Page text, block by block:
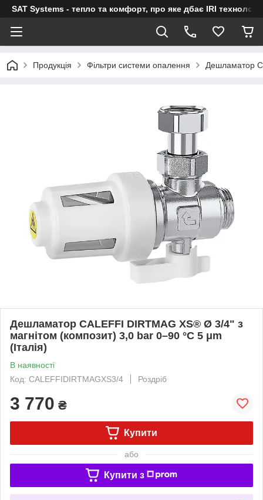
SAT Systems - тепло та комфорт, про яке дбає IRI технологія
Продукція Фільтри системи опалення Дешламатор
Дешламатор CALEFFI DIRTMAG XS® Ø 3/4" з
магнітом (композит) 3,0 bar 0–90 °C 5 μm
(Італія)
В наявності
Код: CALEFFIDIRTMAGXS3/4
Роздріб
3 770 ₴
Купити
або
Купити з